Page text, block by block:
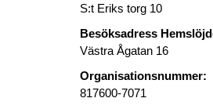
S:t Eriks torg 10
Besöksadress
Västra Ågatan 16
Organisationsnummer:
817600-7071